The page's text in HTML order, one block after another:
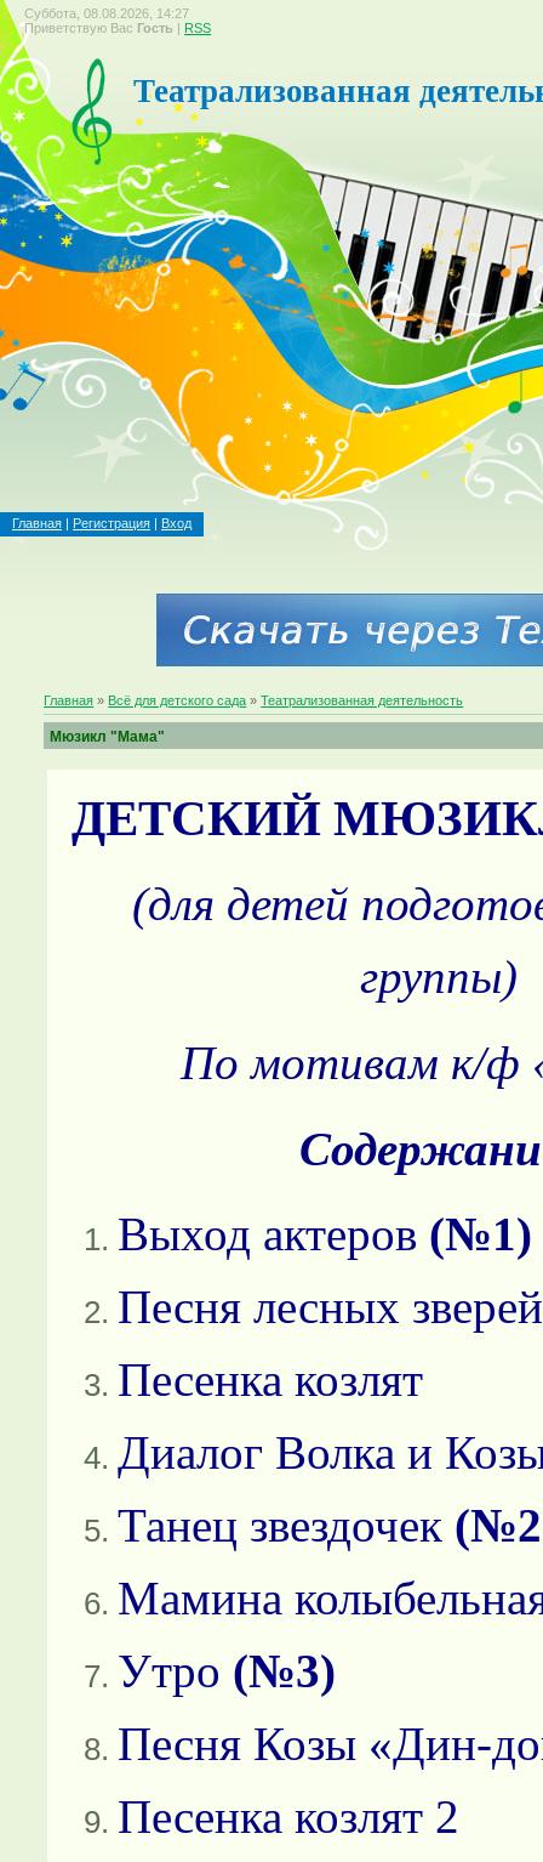
Суббота, 08.08.2026, 14:27
Приветствую Вас Гость | RSS
Театрализованная
Главная | Регистрация | Вход
Главная » Всё для детского сада »Театрализованная деятельность
Мюзикл "Мама"
ДЕТСКИЙ
(для детей
группы)
По мотивам к/ф
Выход актеров (№1)
Песня лесных зверей
Песенка козлят
Диалог Волка и
Танец звездочек
Мамина
Утро (№3)
Песня Козы «Дин-
Песенка козлят 2